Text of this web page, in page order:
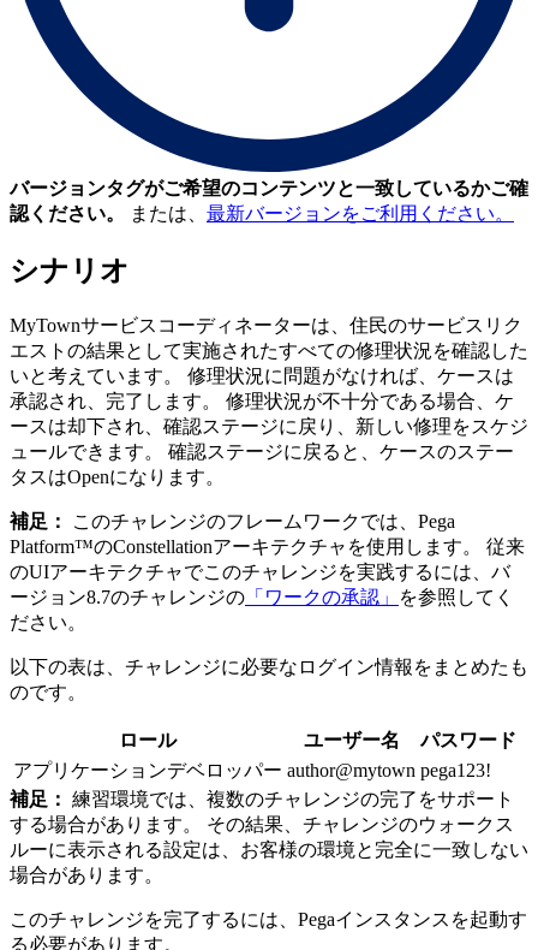
バージョンタグがご希望のコンテンツと一致しているかご確
認ください。
または、 最新バージョンをご利用ください。
シナリオ
MyTownサービスコーディネーターは、住民のサービスリク
エストの結果として実施されたすべての修理状況を確認した
いと考えています。 修理状況に問題がなければ、ケースは
承認され、完了します。 修理状況が不十分である場合、ケ
ースは却下され、確認ステージに戻り、新しい修理をスケジ
ュールできます。 確認ステージに戻ると、ケースのステー
タスはOpenになります。
補足：
このチャレンジのフレームワークでは、Pega
Platform™のConstellationアーキテクチャを使用します。 従来
のUIアーキテクチャでこのチャレンジを実践するには、バ
ージョン8.7のチャレンジの 「ワークの承認」
を参照してく
ださい。
以下の表は、チャレンジに必要なログイン情報をまとめたも
のです。
ロール ユーザー名
パスワード
アプリケーションデベロッパー author@mytown pega123!
補足： 練習環境では、複数のチャレンジの完了をサポート
する場合があります。 その結果、チャレンジのウォークス
ルーに表示される設定は、お客様の環境と完全に一致しない
場合があります。
このチャレンジを完了するには、Pegaインスタンスを起動す
る必要があります。